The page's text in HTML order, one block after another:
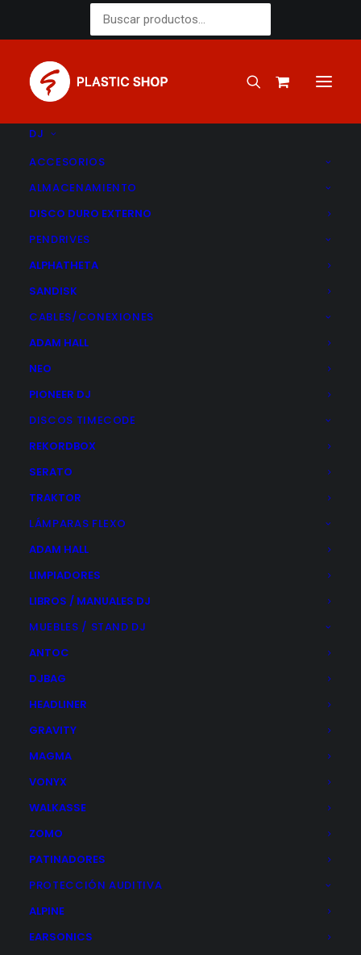
Buscar
por:
DJ
ACCESORIOS
ALMACENAMIENTO
DISCO DURO EXTERNO
PENDRIVES
ALPHATHETA
SANDISK
CABLES/CONEXIONES
ADAM HALL
NEO
PIONEER DJ
DISCOS TIMECODE
REKORDBOX
SERATO
TRAKTOR
LÁMPARAS FLEXO
ADAM HALL
LIMPIADORES
LIBROS / MANUALES DJ
MUEBLES / STAND DJ
ANTOC
DJBAG
HEADLINER
GRAVITY
MAGMA
VONYX
WALKASSE
ZOMO
PATINADORES
PROTECCIÓN AUDITIVA
ALPINE
EARSONICS
Inicio Estudio Interfaces de Audio
Audio Pro
Auriculares
Estudio
Interfaces de Audio